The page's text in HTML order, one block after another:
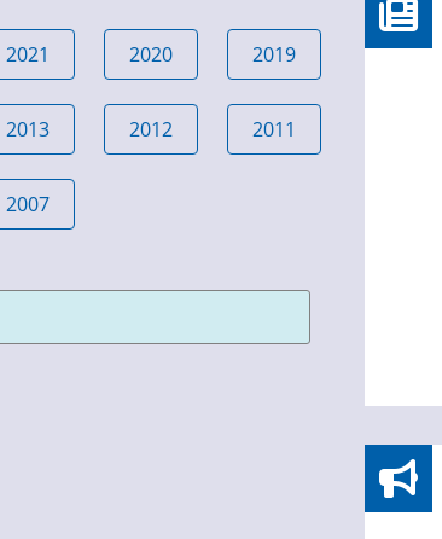
2021 2020 2019
2013 2012 2011
2007